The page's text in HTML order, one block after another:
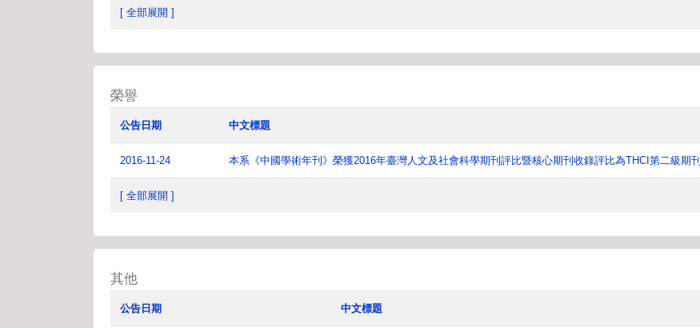
[ 全部展開 ]
榮譽
公告日期 中文標題
2016-11-24 本系《中國學術年刊》榮獲2016年臺灣人文及社會科學期刊評比暨核心期刊收錄評比為THCI第二級期刊
[ 全部展開 ]
其他
公告日期 中文標題